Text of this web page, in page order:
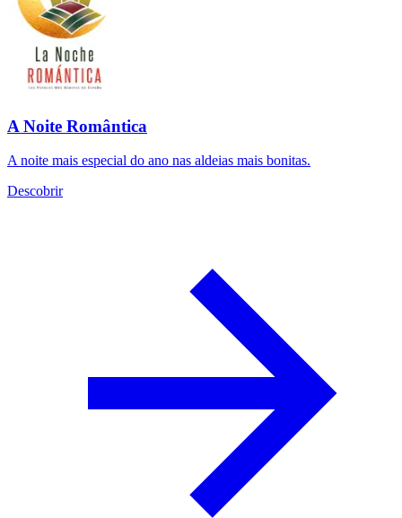
A Noite Romântica
A noite mais especial do ano nas aldeias mais bonitas.
Descobrir